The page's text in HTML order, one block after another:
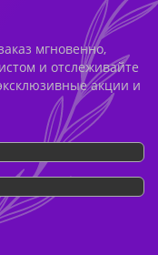
мгновенно,
и отслеживайте
акции и